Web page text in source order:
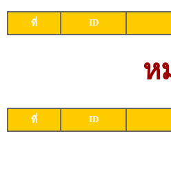
ที่ ID
ห
ที่ ID